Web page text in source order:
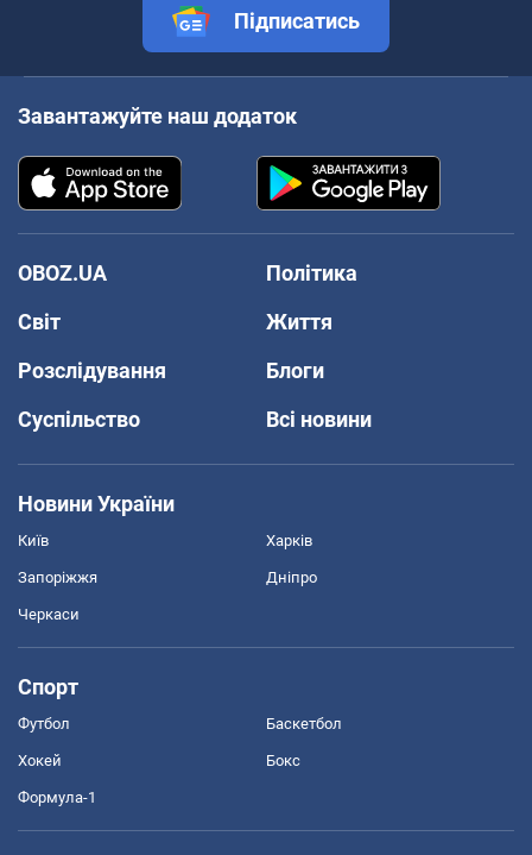
Підписатись
Завантажуйте наш додаток
OBOZ.UA
Політика
Світ
Життя
Розслідування
Блоги
Суспільство
Всі новини
Новини України
Київ Харків
Запоріжжя Дніпро
Черкаси
Спорт
Футбол Баскетбол
Хокей Бокс
Формула-1